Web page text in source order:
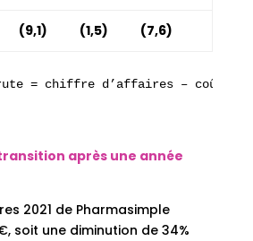
(9,1) (1,5) (7,6)
= chiffre d’affaires – coûts
après une année
2021 de Pharmasimple
soit une diminution de 34%